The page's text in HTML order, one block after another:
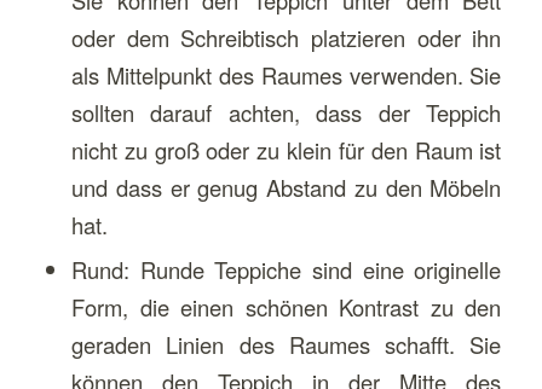
oder dem Schreibtisch platzieren oder ihn
als Mittelpunkt des Raumes verwenden. Sie
sollten darauf achten, dass der Teppich
nicht zu groß oder zu klein für den Raum ist
und dass er genug Abstand zu den Möbeln
hat.
Rund: Runde Teppiche sind eine originelle
Form, die einen schönen Kontrast zu den
geraden Linien des Raumes schafft. Sie
können den Teppich in der Mitte des